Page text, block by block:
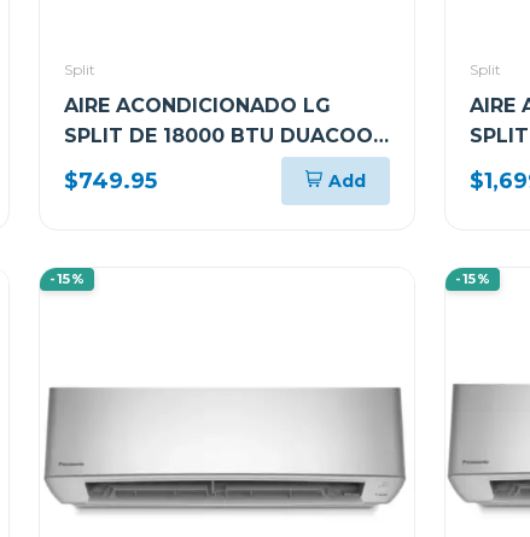
Split
AIRE ACONDICIONADO LG
SPLIT DE 18000 BTU DUACOOL
AI INVERTER VF182C31
$749.95 Add
Split
AIRE
-15% -15%